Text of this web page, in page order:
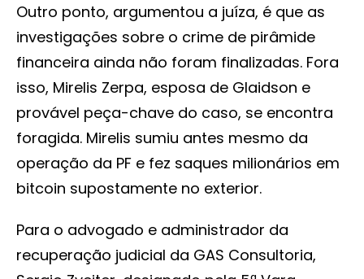
Outro ponto, argumentou a juíza, é que as
investigações sobre o crime de pirâmide
financeira ainda não foram finalizadas. Fora
isso, Mirelis Zerpa, esposa de Glaidson e
provável peça-chave do caso, se encontra
foragida. Mirelis sumiu antes mesmo da
operação da PF e fez saques milionários em
bitcoin supostamente no exterior.
Para o advogado e administrador da
recuperação judicial da GAS Consultoria,